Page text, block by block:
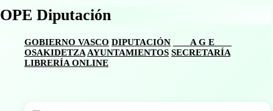
OPE Diputación
GOBIERNO VASCO DIPUTACIÓN
A G E
OSAKIDETZA AYUNTAMIENTOS SECRETARÍA
LIBRERÍA ONLINE